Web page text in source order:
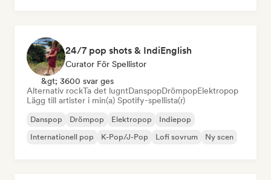
24/7 pop shots & IndiEnglish
Curator För Spellistor
&gt; 3600 svar ges
Alternativ rockTa det lugntDanspopDrömpopElektropop
Lägg till artister i min(a) Spotify-spellista(r)
Danspop Drömpop Elektropop
Indiepop
Internationell pop
K-Pop/J-Pop Lofi sovrum Ny scen